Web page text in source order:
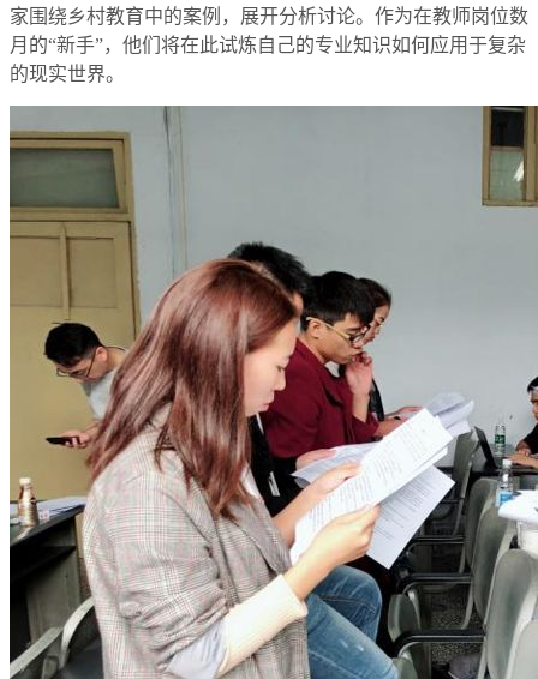
家围绕乡村教育中的案例，展开分析讨论。作为在教师岗位数
月的“新手”，他们将在此试炼自己的专业知识如何应用于复杂
的现实世界。